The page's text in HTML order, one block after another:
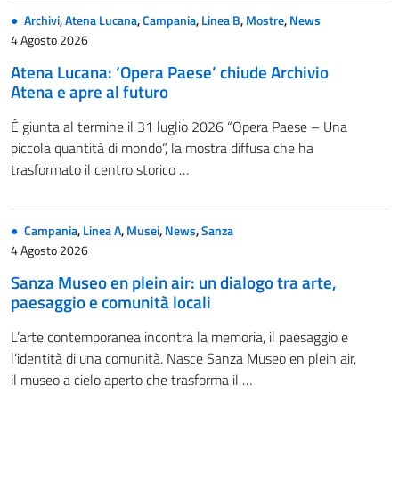
Archivi,Atena Lucana,Campania,Linea B,Mostre,News
4 Agosto 2026
Atena Lucana: ‘Opera Paese’ chiude Archivio
Atena e apre al futuro
È giunta al termine il 31 luglio 2026 “Opera Paese – Una
piccola quantità di mondo“, la mostra diffusa che ha
trasformato il centro storico …
Campania,Linea A,Musei,News,Sanza
4 Agosto 2026
Sanza Museo en plein air: un dialogo tra arte,
paesaggio e comunità locali
L’arte contemporanea incontra la memoria, il paesaggio e
l’identità di una comunità. Nasce Sanza Museo en plein air,
il museo a cielo aperto che trasforma il …